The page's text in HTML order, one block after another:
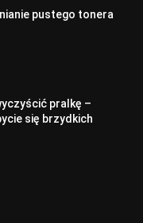
pustego tonera
pralkę –
się brzydkich